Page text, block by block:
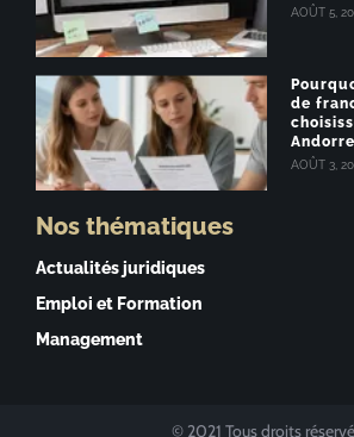
AOÛT 5,
de
AOÛT 3,
Nos thématiques
Actualités juridiques
Emploi et Formation
Management
© 2021 Tous droits